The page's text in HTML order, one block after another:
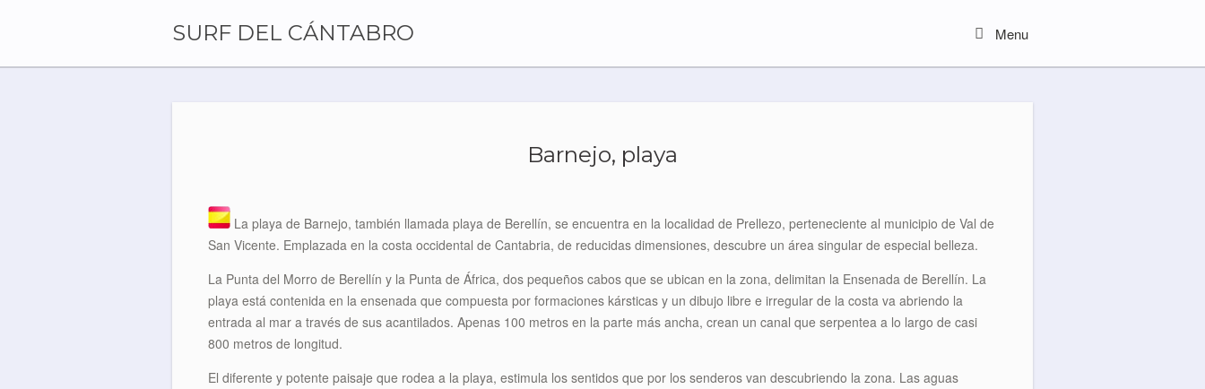
SURF DEL CÁNTABRO MenuMenu
Barnejo, playa
La playa de Barnejo, también llamada playa de Berellín, se encuentra en la localidad de Prellezo, perteneciente al municipio de Val de
San Vicente. Emplazada en la costa occidental de Cantabria, de reducidas dimensiones, descubre un área singular de especial belleza.
La Punta del Morro de Berellín y la Punta de África, dos pequeños cabos que se ubican en la zona, delimitan la Ensenada de Berellín. La
playa está contenida en la ensenada que compuesta por formaciones kársticas y un dibujo libre e irregular de la costa va abriendo la
entrada al mar a través de sus acantilados. Apenas 100 metros en la parte más ancha, crean un canal que serpentea a lo largo de casi
800 metros de longitud.
El diferente y potente paisaje que rodea a la playa, estimula los sentidos que por los senderos van descubriendo la zona. Las aguas